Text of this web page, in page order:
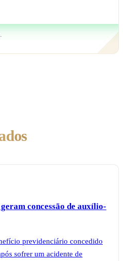
concessão de auxílio-
previdenciário concedido
sofrer um acidente de